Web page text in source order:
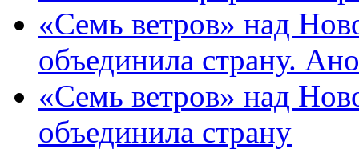
«Семь ветров» над
объединила страну.
«Семь ветров» над
объединила страну